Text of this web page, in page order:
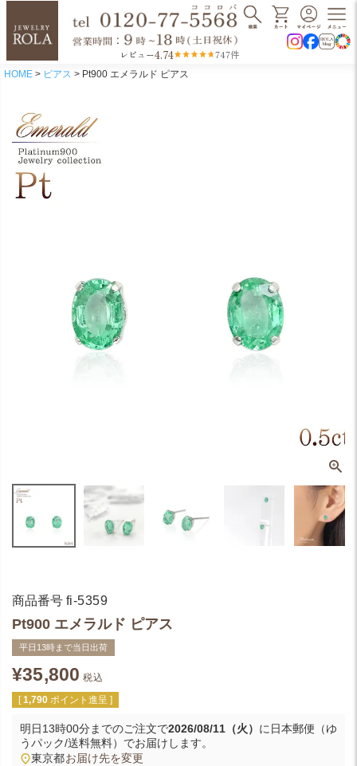
レビュー4.74 747件
HOME ピアス Pt900 エメラルド ピアス
商品番号 fi-5359
Pt900 エメラルド ピアス
平日13時まで当日出荷
¥35,800 税込
[ 1,790 ポイント進呈 ]
明日13時00分までのご注文で2026/08/11（火） に 日本郵便（ゆ
うパック/送料無料） でお届けします。
東京都お届け先を変更